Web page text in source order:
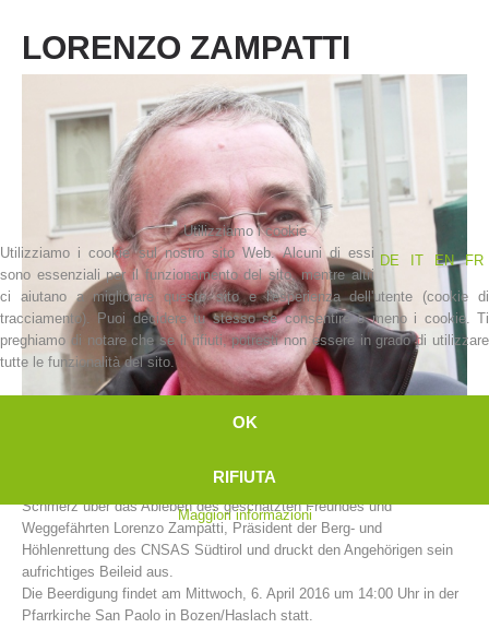
LORENZO ZAMPATTI
Der Bergrettungsdienst im Alpenverein Südtirol nimmt Anteil am
Schmerz über das Ableben des geschätzten Freundes und
Weggefährten Lorenzo Zampatti, Präsident der Berg- und
Höhlenrettung des CNSAS Südtirol und druckt den Angehörigen sein
aufrichtiges Beileid aus.
Die Beerdigung findet am Mittwoch, 6. April 2016 um 14:00 Uhr in der
Pfarrkirche San Paolo in Bozen/Haslach statt.
Utilizziamo i cookie
DE
IT EN FR
Utilizziamo i cookie sul nostro sito Web. Alcuni di essi
sono essenziali per il funzionamento del sito, mentre altri
ci aiutano a migliorare questo sito e l'esperienza dell'utente (cookie di
tracciamento). Puoi decidere tu stesso se consentire o meno i cookie. Ti
preghiamo di notare che se li rifiuti, potresti non essere in grado di utilizzare
tutte le funzionalità del sito.
OK
RIFIUTA
Maggiori informazioni